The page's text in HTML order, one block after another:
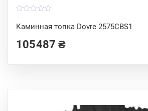
Каминная топка Dovre 2575CBS1
o
u
o
105487₴